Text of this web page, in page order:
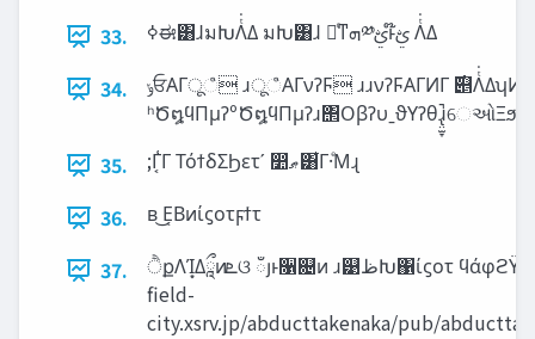
33.
ߦಈ͸ɺมԽΛͭ͘Δ มԽ͸ɺ ৽ͨͳ‫ܗ‬༰ࢺͱ໊ࢺ Λͭ͘Δ
34.
‫ݸ‬ਓΑΓूஂ ɹूஂΑΓνʔϜ ɹɹνʔϜΑΓ͏ͶΓ ࣌୅Λͭ͘Δʮ͏ͶΓʯ
ʰԾ໘ϥΠμʔºԾ໘
35.
;Γ͔͑Γ ΤόϯδΣϦετʹ ෺‫ޠ‬͸͋Γ·ͤΜɻ
36.
ʙ ͜Ε͔Βͷίϛοτϝϯτ
37.
ੈքΛΊ͙Δཱྀͷ‫ܧ‬ଓ ഁյͱ૑଄ͷ ɹ୹‫ظ‬Խ΁ίϛοτ ϥάφϩΫ ਆʑͷԫࠚ͸ৗʹ‫͜ى‬Γ͏Δ
field-
city.xsrv.jp/abducttakenaka/pub/